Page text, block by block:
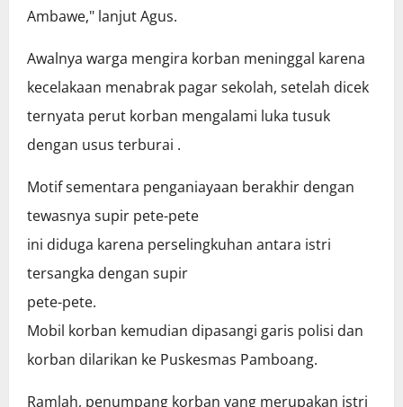
Ambawe," lanjut Agus.
Awalnya warga mengira korban meninggal karena
kecelakaan menabrak pagar sekolah, setelah dicek
ternyata perut korban mengalami luka tusuk
dengan usus terburai .
Motif sementara penganiayaan berakhir dengan
tewasnya supir pete-pete
ini diduga karena perselingkuhan antara istri
tersangka dengan supir
pete-pete.
Mobil korban kemudian dipasangi garis polisi dan
korban dilarikan ke Puskesmas Pamboang.
Ramlah, penumpang korban yang merupakan istri